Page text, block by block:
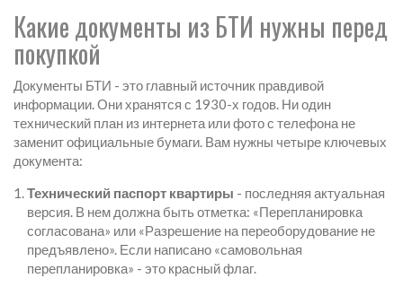
Какие документы из БТИ нужны перед
покупкой
Документы БТИ - это главный источник правдивой
информации. Они хранятся с 1930-х годов. Ни один
технический план из интернета или фото с телефона не
заменит официальные бумаги. Вам нужны четыре ключевых
документа:
Технический паспорт квартиры - последняя актуальная
версия. В нем должна быть отметка: «Перепланировка
согласована» или «Разрешение на переоборудование не
предъявлено». Если написано «самовольная
перепланировка» - это красный флаг.